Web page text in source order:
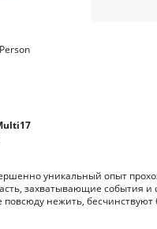
уникальный опыт
захватывающие события
повсюду нежить,